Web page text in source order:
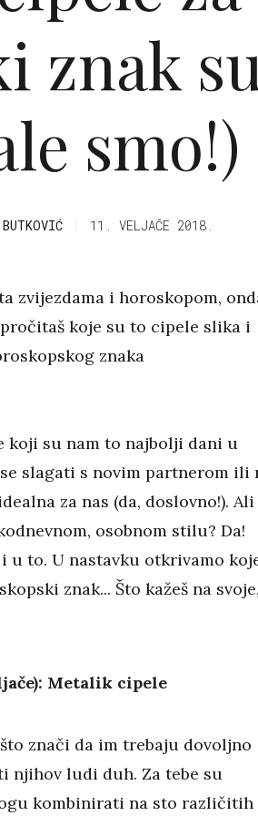
znak
smo!)
11. VELJAČE 2018.
zvijezdama i horoskopom,
koje su to cipele slika i
znaka
koji su nam to najbolji dani u
slagati s novim partnerom ili
za nas (da, doslovno!). Ali
osobnom stilu? Da!
u to. U nastavku otkrivamo
znak... Što kažeš na svoje,
Metalik cipele
znači da im trebaju dovoljno
njihov ludi duh. Za tebe su
kombinirati na sto različitih